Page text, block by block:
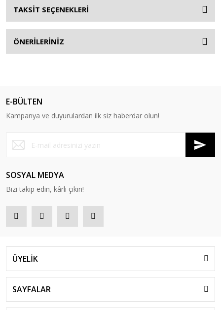
TAKSİT SEÇENEKLERİ
ÖNERİLERİNİZ
E-BÜLTEN
Kampanya ve duyurulardan ilk siz haberdar olun!
SOSYAL MEDYA
Bizi takip edin, kârlı çıkın!
ÜYELİK
SAYFALAR